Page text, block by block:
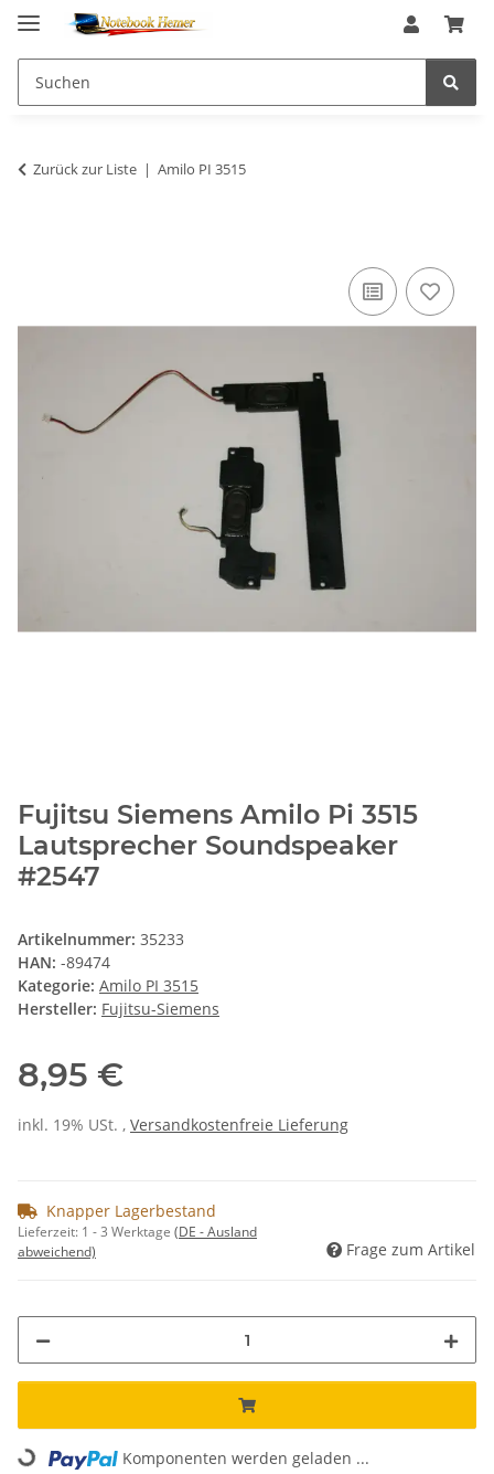
Zurück zur Liste Amilo PI 3515
Fujitsu Siemens Amilo Pi 3515
Lautsprecher Soundspeaker
#2547
Artikelnummer: 35233
HAN: -89474
Kategorie: Amilo PI 3515
Hersteller: Fujitsu-Siemens
8,95 €
inkl. 19% USt. , Versandkostenfreie Lieferung
Knapper Lagerbestand
Lieferzeit: 1 - 3 Werktage (DE - Ausland
abweichend)
Frage zum Artikel
Loading... Komponenten werden geladen ...